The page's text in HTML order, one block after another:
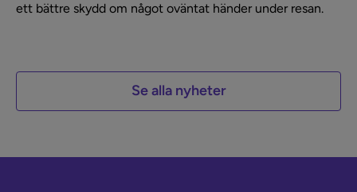
ett bättre skydd om något oväntat händer under resan.
Se alla nyheter